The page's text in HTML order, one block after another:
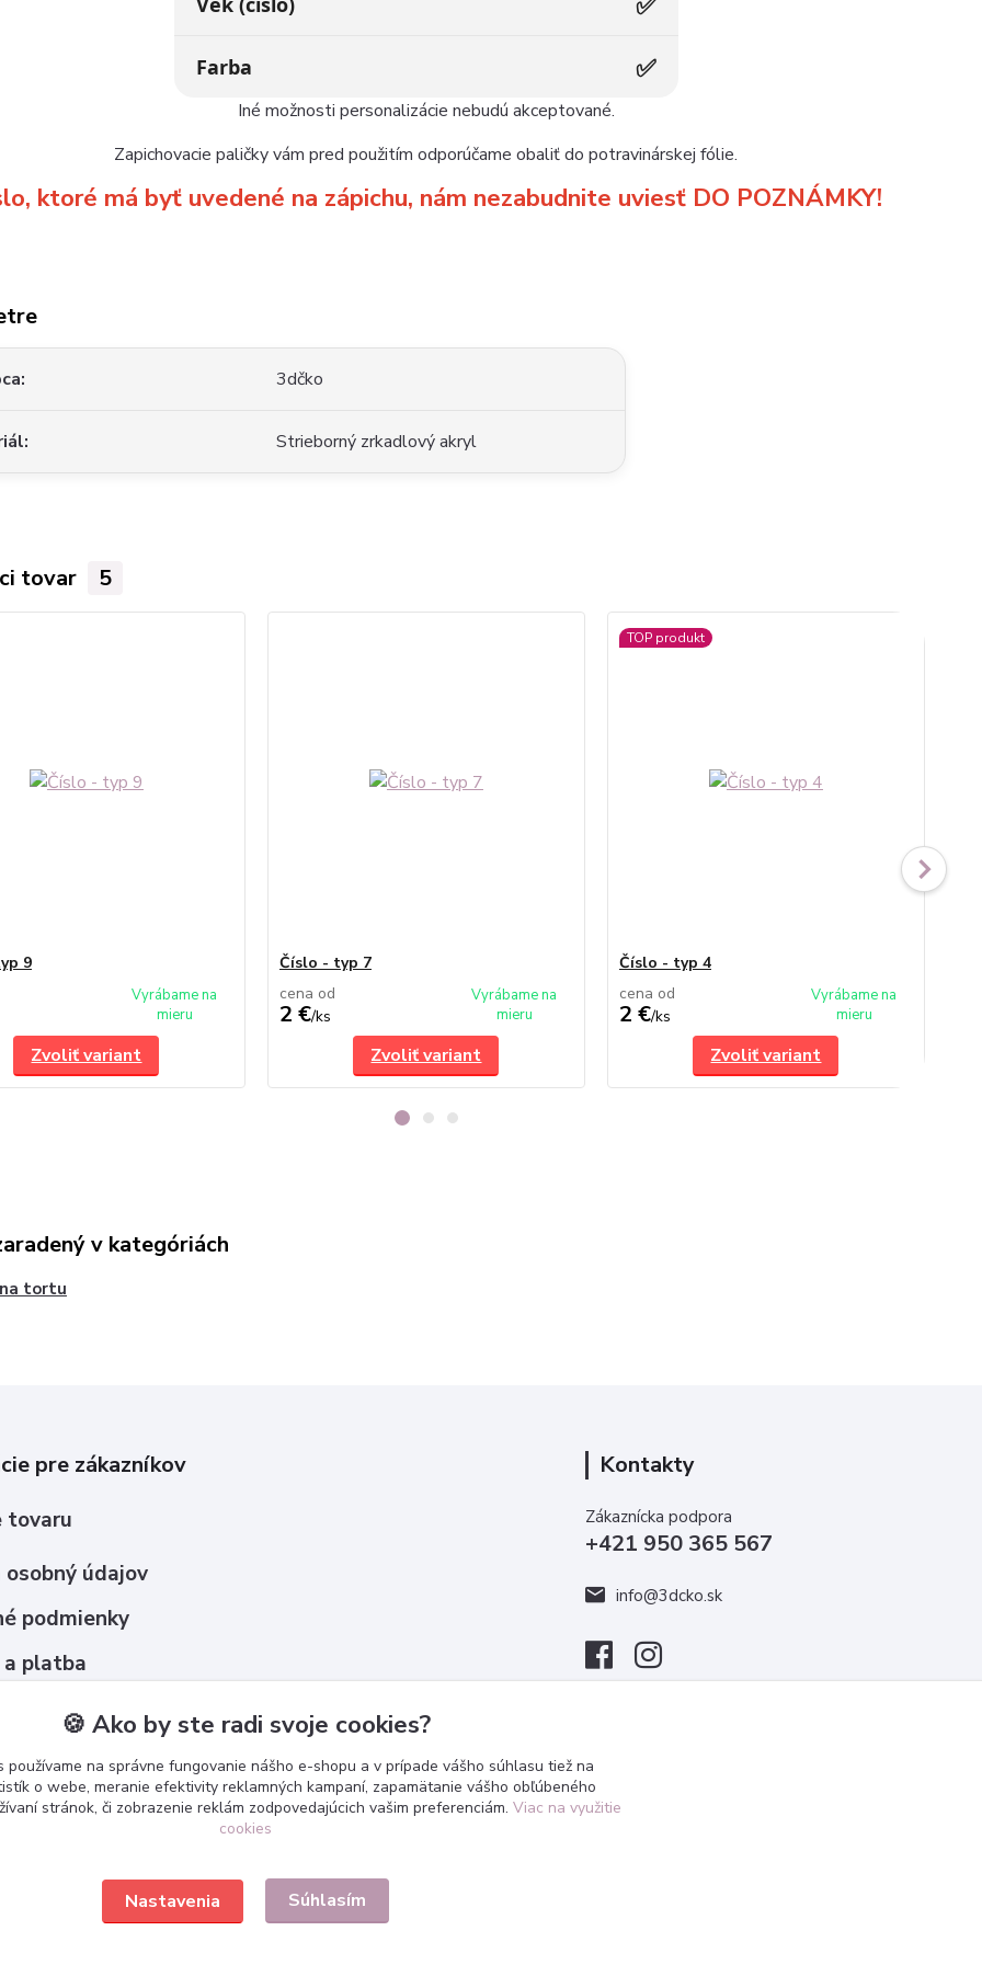
Farba ✅
Iné možnosti personalizácie nebudú akceptované.
Zapichovacie paličky vám pred použitím odporúčame obaliť do potravinárskej fólie.
ktoré má byť uvedené na zápichu, nám nezabudnite uviesť DO POZNÁMKY!
3dčko
Strieborný zrkadlový akryl
tovar 5
9
Vyrábame na
mieru
Zvoliť variant
Číslo - typ 7
cena od
2 €/ks
Vyrábame na
mieru
Zvoliť variant
TOP produkt
Číslo - typ 4
cena od
2 €/ks
Vyrábame na
mieru
Zvoliť variant
v kategóriách
tortu
pre zákazníkov
tovaru
osobný údajov
podmienky
a platba
?
Kontakty
Zákaznícka podpora
+421 950 365 567
info@3dcko.sk
🍪 Ako by ste radi svoje cookies?
používame na správne fungovanie nášho e-shopu a v prípade vášho súhlasu tiež na
o webe, meranie efektivity reklamných kampaní, zapamätanie vášho obľúbeného
stránok, či zobrazenie reklám zodpovedajúcich vašim preferenciám. Viac na využitie
cookies
Nastavenia Súhlasím